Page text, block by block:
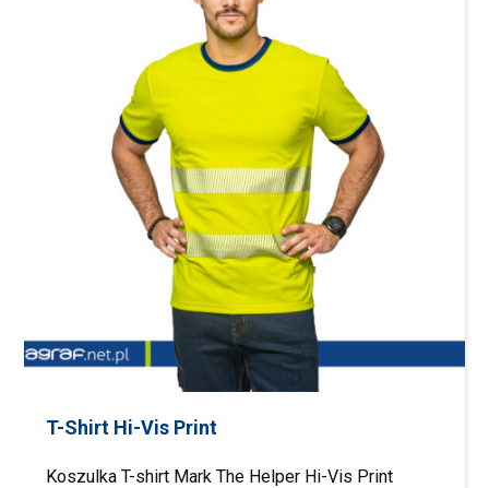
T-Shirt Hi-Vis Print
Koszulka T-shirt Mark The Helper Hi-Vis Print